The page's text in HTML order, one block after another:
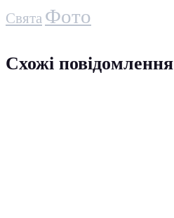
Свята Фото
Схожі повідомлення